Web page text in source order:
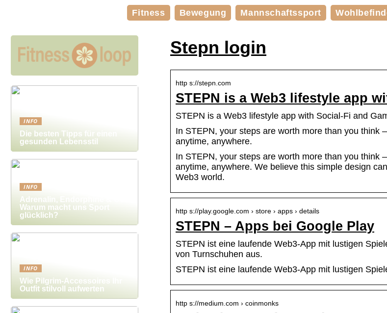
Fitness Bewegung Mannschaftssport
Stepn login
http s://stepn.com
STEPN is a Web3 lifestyle app
STEPN is a Web3 lifestyle app with Social-Fi and
In STEPN, your steps are worth more than you
anytime, anywhere.
In STEPN, your steps are worth more than you
anytime, anywhere. We believe this simple design
Web3 world.
http s://play.google.com › store › apps › details
STEPN – Apps bei Google Play
STEPN ist eine laufende Web3-App mit lustigen
von Turnschuhen aus.
STEPN ist eine laufende Web3-App mit lustigen
http s://medium.com › coinmonks
INFO
Die besten Tipps für einen
gesunden Lebensstil
INFO
Adrenalin, Endorphine & Co:
Warum macht uns Sport
glücklich?
INFO
Wie Pilgrim-Accessoires Ihr
Outfit stilvoll aufwerten